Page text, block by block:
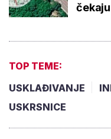
čekaju
TOP TEME:
USKLAĐIVANJE
USKRSNICE